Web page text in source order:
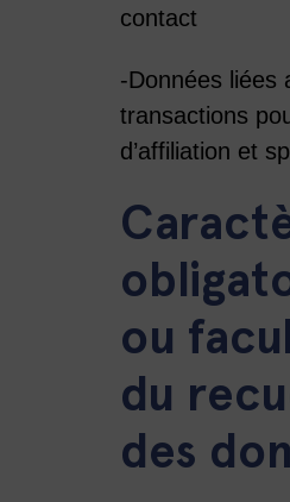
contact
-Données liées
transactions
d’affiliation et
ou
du
des